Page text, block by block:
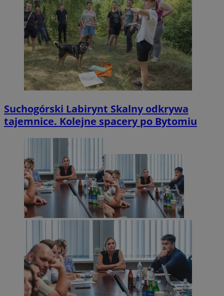
Suchogórski Labirynt Skalny odkrywa
tajemnice. Kolejne spacery po Bytomiu